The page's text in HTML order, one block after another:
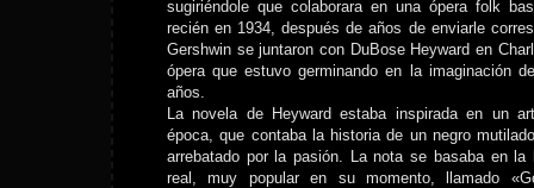
sugiriéndole que colaborara en una ópera folk
recién en 1934, después de años de enviarle
Gershwin se juntaron con DuBose Heyward en
ópera que estuvo germinando en la imaginación
años.
La novela de Heyward estaba inspirada en un
época, que contaba la historia de un negro
arrebatado por la pasión. La nota se basaba en la
real, muy popular en su momento, llamado